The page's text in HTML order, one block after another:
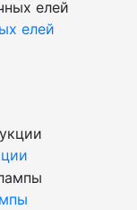
елей